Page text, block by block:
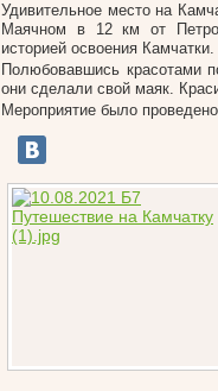
Удивительное место на
Маячном в 12 км от
историей освоения
Полюбовавшись красотами
они сделали свой маяк.
Мероприятие было